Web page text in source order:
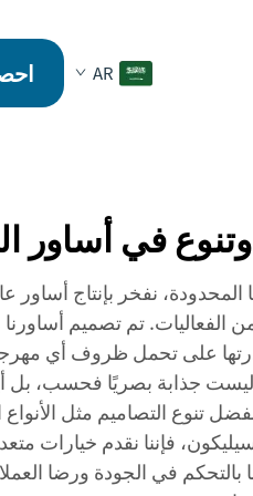
AR
في أساور
نفخر بإنتاج أساور
الفعاليات. تم تصميم
قدرتها على تحمل ظروف أي
ليست جذابة بصريًا فحسب، بل
تنوع التصاميم مثل الأنواع
فإننا نقدم خيارات
في الجودة ورضا